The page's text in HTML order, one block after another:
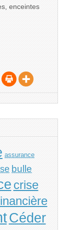
enceintes
assurance
bulle
crise
Céder